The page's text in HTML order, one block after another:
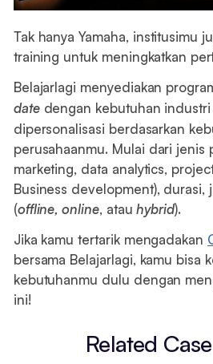
Tak hanya Yamaha, institusimu
training untuk meningkatkan
Belajarlagi menyediakan
datedengan kebutuhan
dipersonalisasi berdasarkan
perusahaanmu. Mulai dari jenis
marketing, data analytics,
Business development), durasi,
(offline, online, atauhybrid).
Jika kamu tertarik mengadakan
bersama Belajarlagi, kamu bisa
kebutuhanmu dulu dengan
ini!
Related